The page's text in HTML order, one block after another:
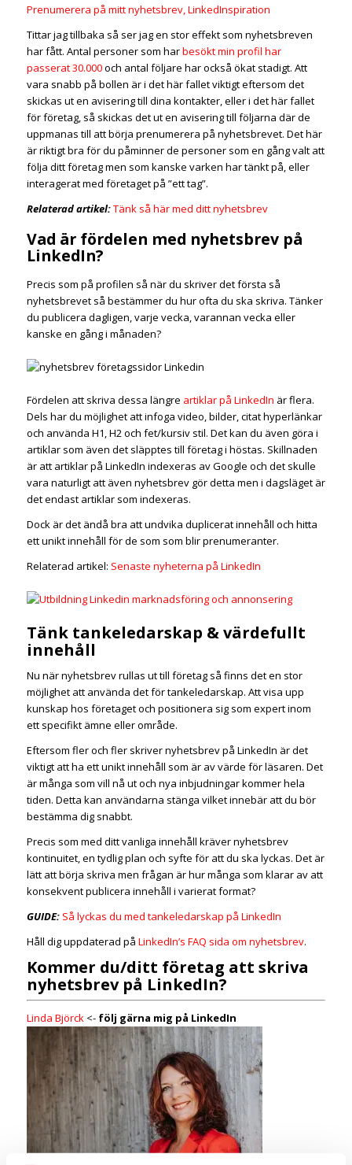
Prenumerera på mitt nyhetsbrev, LinkedInspiration
Tittar jag tillbaka så ser jag en stor effekt som nyhetsbreven
har fått. Antal personer som harbesökt min profil har
passerat 30.000och antal följare har också ökat stadigt. Att
vara snabb på bollen är i det här fallet viktigt eftersom det
skickas ut en avisering till dina kontakter, eller i det här fallet
för företag, så skickas det ut en avisering till följarna där de
uppmanas till att börja prenumerera på nyhetsbrevet. Det här
är riktigt bra för du påminner de personer som en gång valt att
följa ditt företag men som kanske varken har tänkt på, eller
interagerat med företaget på ”ett tag”.
Relaterad artikel:Tänk så här med ditt nyhetsbrev
Vad är fördelen med nyhetsbrev på
LinkedIn?
Precis som på profilen så när du skriver det första så
nyhetsbrevet så bestämmer du hur ofta du ska skriva. Tänker
du publicera dagligen, varje vecka, varannan vecka eller
kanske en gång i månaden?
Fördelen att skriva dessa längre artiklar på LinkedIn är flera.
Dels har du möjlighet att infoga video, bilder, citat hyperlänkar
och använda H1, H2 och fet/kursiv stil. Det kan du även göra i
artiklar som även det släpptes till företag i höstas. Skillnaden
är att artiklar på LinkedIn indexeras av Google och det skulle
vara naturligt att även nyhetsbrev gör detta men i dagsläget är
det endast artiklar som indexeras.
Dock är det ändå bra att undvika duplicerat innehåll och hitta
ett unikt innehåll för de som som blir prenumeranter.
Relaterad artikel: Senaste nyheterna på LinkedIn
Tänk tankeledarskap & värdefullt
innehåll
Nu när nyhetsbrev rullas ut till företag så finns det en stor
möjlighet att använda det för tankeledarskap. Att visa upp
kunskap hos företaget och positionera sig som expert inom
ett specifikt ämne eller område.
Eftersom fler och fler skriver nyhetsbrev på LinkedIn är det
viktigt att ha ett unikt innehåll som är av värde för läsaren. Det
är många som vill nå ut och nya inbjudningar kommer hela
tiden. Detta kan användarna stänga vilket innebär att du bör
bestämma dig snabbt.
Precis som med ditt vanliga innehåll kräver nyhetsbrev
kontinuitet, en tydlig plan och syfte för att du ska lyckas. Det är
lätt att börja skriva men frågan är hur många som klarar av att
konsekvent publicera innehåll i varierat format?
GUIDE: Så lyckas du med tankeledarskap på LinkedIn
Håll dig uppdaterad på LinkedIn’s FAQ sida om nyhetsbrev.
Kommer du/ditt företag att skriva
nyhetsbrev på LinkedIn?
Linda Björck<- följ gärna mig på LinkedIn